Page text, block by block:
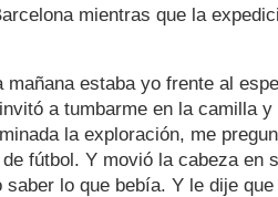
mientras que la
mañana estaba yo frente al
a tumbarme en la camilla
la exploración, me
fútbol. Y movió la cabeza en
lo que bebía. Y le dije